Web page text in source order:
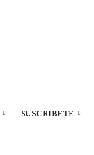
SUSCRIBETE